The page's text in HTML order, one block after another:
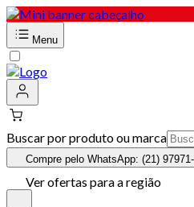
Menu
Buscar por produto ou marca
Compre pelo WhatsApp: (21)
Ver ofertas para a região